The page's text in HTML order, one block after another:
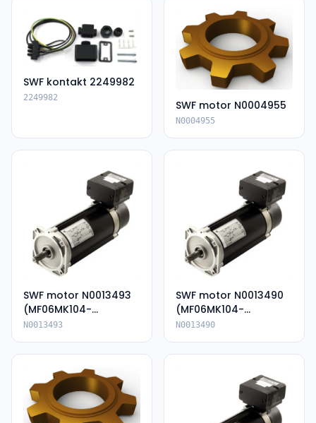
SWF kontakt 2249982
2249982
SWF motor N0004955
N0004955
SWF motor N0013493
(MF06MK104-
136P85054-KIP66)
N0013493
SWF motor N0013490
(MF06MK104-
136P85054E-IP66)
N0013490